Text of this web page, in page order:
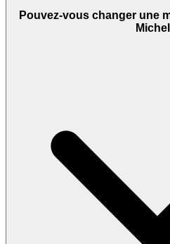
Pouvez-vous changer une